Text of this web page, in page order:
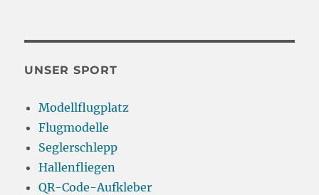
UNSER SPORT
Modellflugplatz
Flugmodelle
Seglerschlepp
Hallenfliegen
QR-Code-Aufkleber